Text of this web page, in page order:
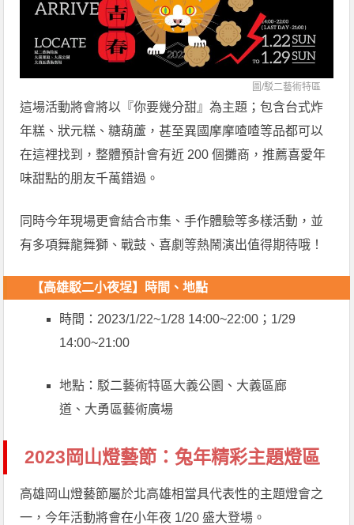
圖/駁二藝術特區
這場活動將會將以『你要幾分甜』為主題；包含台式炸
年糕、狀元糕、糖葫蘆，甚至異國摩摩喳喳等品都可以
在這裡找到，整體預計會有近 200 個攤商，推薦喜愛年
味甜點的朋友千萬錯過。
同時今年現場更會結合市集、手作體驗等多樣活動，並
有多項舞龍舞獅、戰鼓、喜劇等熱鬧演出值得期待哦！
【高雄駁二小夜埕】 時間、地點
時間：2023/1/22~1/28 14:00~22:00；1/29
14:00~21:00
地點：駁二藝術特區大義公園、大義區廊
道、大勇區藝術廣場
2023岡山燈藝節：兔年精彩主題燈區
高雄岡山燈藝節屬於北高雄相當具代表性的主題燈會之
一，今年活動將會在小年夜 1/20 盛大登場。